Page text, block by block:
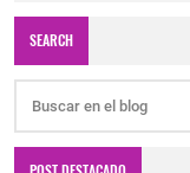
SEARCH